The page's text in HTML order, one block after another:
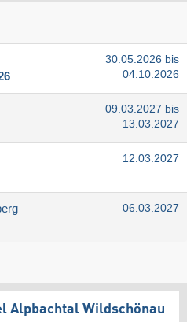
30.05.2026 bis
04.10.2026
09.03.2027 bis
13.03.2027
12.03.2027
06.03.2027
Alpbachtal Wildschönau